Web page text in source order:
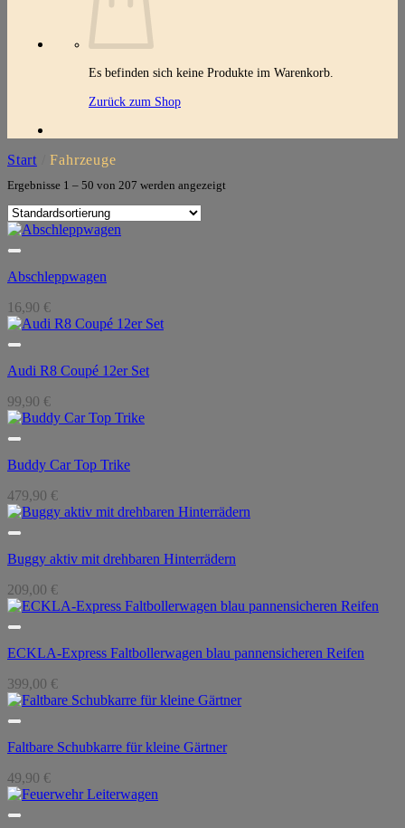
Es befinden sich keine Produkte im Warenkorb.
Zurück zum Shop
Start Fahrzeuge
Ergebnisse 1 – 50 von 207 werden angezeigt
Abschleppwagen
16,90 €
Audi R8 Coupé 12er Set
99,90 €
Buddy Car Top Trike
479,90 €
Buggy aktiv mit drehbaren Hinterrädern
209,00 €
ECKLA-Express Faltbollerwagen blau pannensicheren Reifen
399,00 €
Faltbare Schubkarre für kleine Gärtner
49,90 €